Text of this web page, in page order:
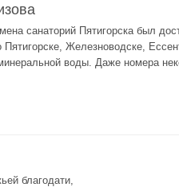
санаторий Пятигорска был
Железноводске,
воды. Даже номера
благодати,